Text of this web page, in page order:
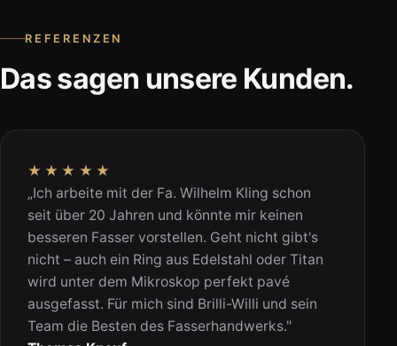
REFERENZEN
Das sagen unsere Kunden.
★★★★★
„Ich arbeite mit der Fa. Wilhelm Kling schon
seit über 20 Jahren und könnte mir keinen
besseren Fasser vorstellen. Geht nicht gibt's
nicht – auch ein Ring aus Edelstahl oder Titan
wird unter dem Mikroskop perfekt pavé
ausgefasst. Für mich sind Brilli-Willi und sein
Team die Besten des Fasserhandwerks."